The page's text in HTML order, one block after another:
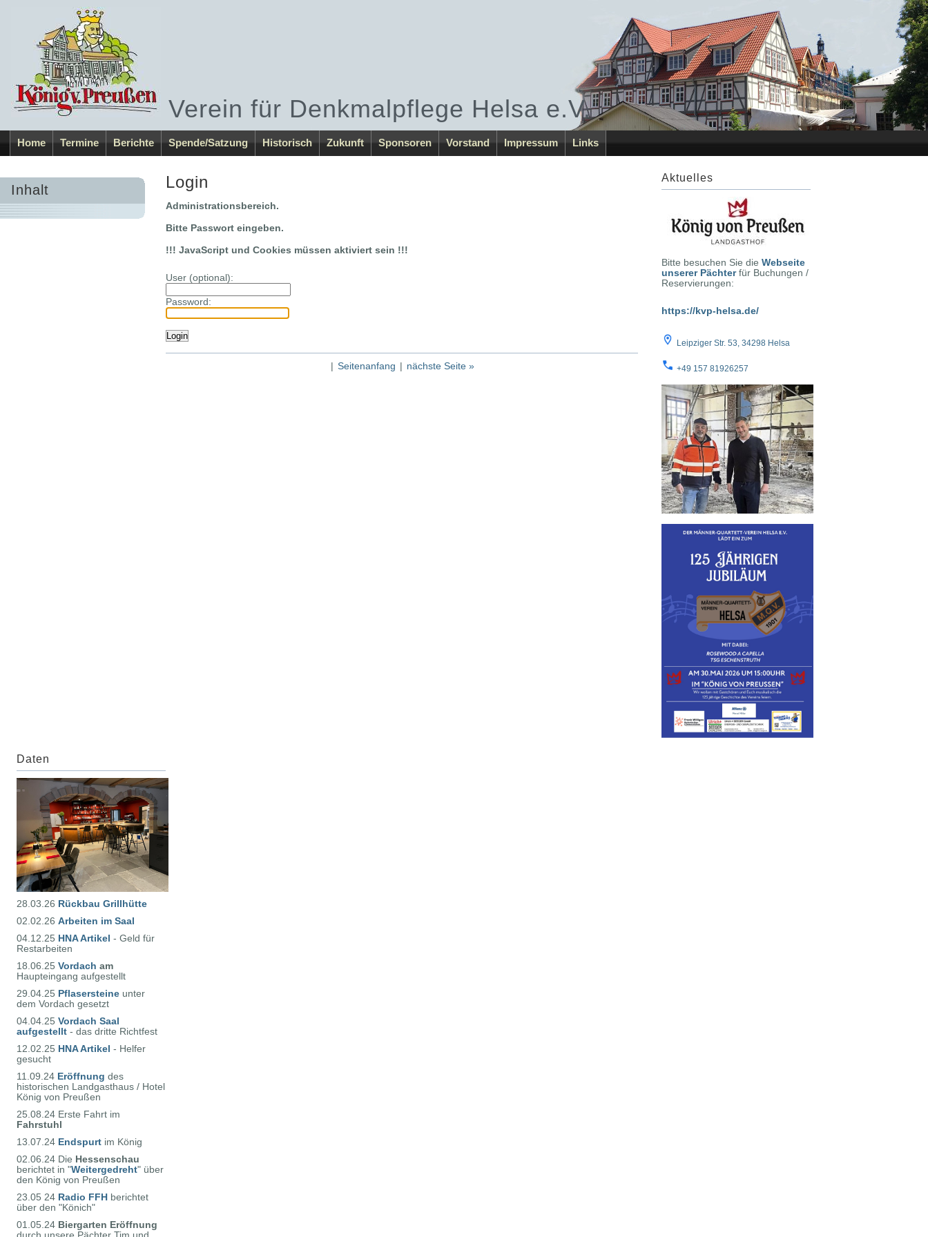
Verein für Denkmalpflege Helsa e.V.
Home Termine Berichte Spende/Satzung Historisch Zukunft Sponsoren Vorstand Impressum Links
Inhalt Login
Administrationsbereich.
Bitte Passwort eingeben.
!!! JavaScript und Cookies müssen aktiviert sein !!!
User (optional):
Password:
| Seitenanfang | nächste Seite »
Aktuelles
Bitte besuchen Sie die Webseite
unserer Pächterfür Buchungen /
Reservierungen:
https://kvp-helsa.de/
Leipziger Str. 53, 34298 Helsa
+49 157 81926257
Daten
28.03.26 Rückbau Grillhütte
02.02.26 Arbeiten im Saal
04.12.25 HNA Artikel - Geld für
Restarbeiten
18.06.25 Vordach am
Haupteingang aufgestellt
29.04.25 Pflasersteine unter
dem Vordach gesetzt
04.04.25 Vordach Saal
aufgestellt - das dritte Richtfest
12.02.25 HNA Artikel - Helfer
gesucht
11.09.24 Eröffnung des
historischen Landgasthaus / Hotel
König von Preußen
25.08.24 Erste Fahrt im
Fahrstuhl
13.07.24 Endspurt im König
02.06.24 Die Hessenschau
berichtet in "Weitergedreht" über
den König von Preußen
23.05 24 Radio FFH berichtet
über den "Könich"
01.05.24 Biergarten Eröffnung